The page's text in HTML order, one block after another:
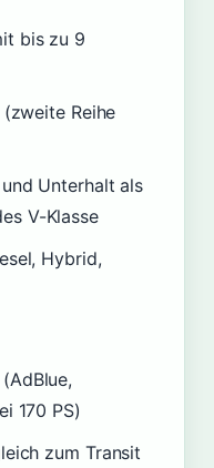
bis zu 9
Reihe
Unterhalt als
V-Klasse
Hybrid,
170 PS)
zum Transit